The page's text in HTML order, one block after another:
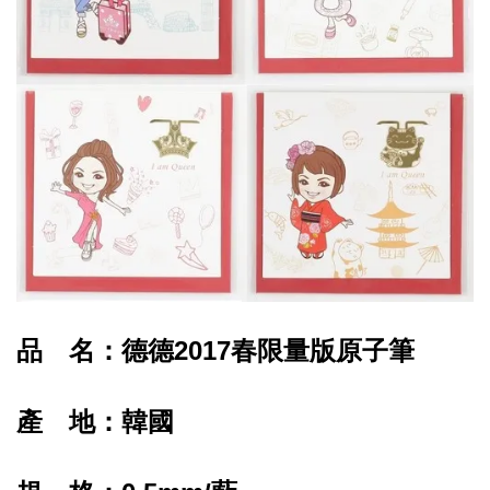
品 名：德德2017春限量版原子筆
產 地：韓國